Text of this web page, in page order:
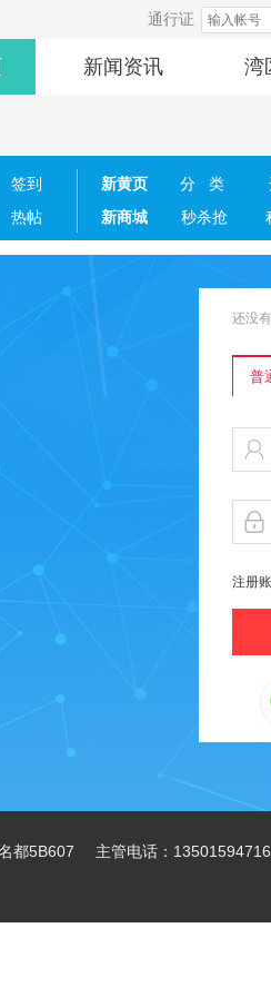
通行证
新闻资讯 湾
签到
热帖
新黄页 分类
新商城
秒杀抢
还没
普
注册
都5B607 主管电话：13501594716